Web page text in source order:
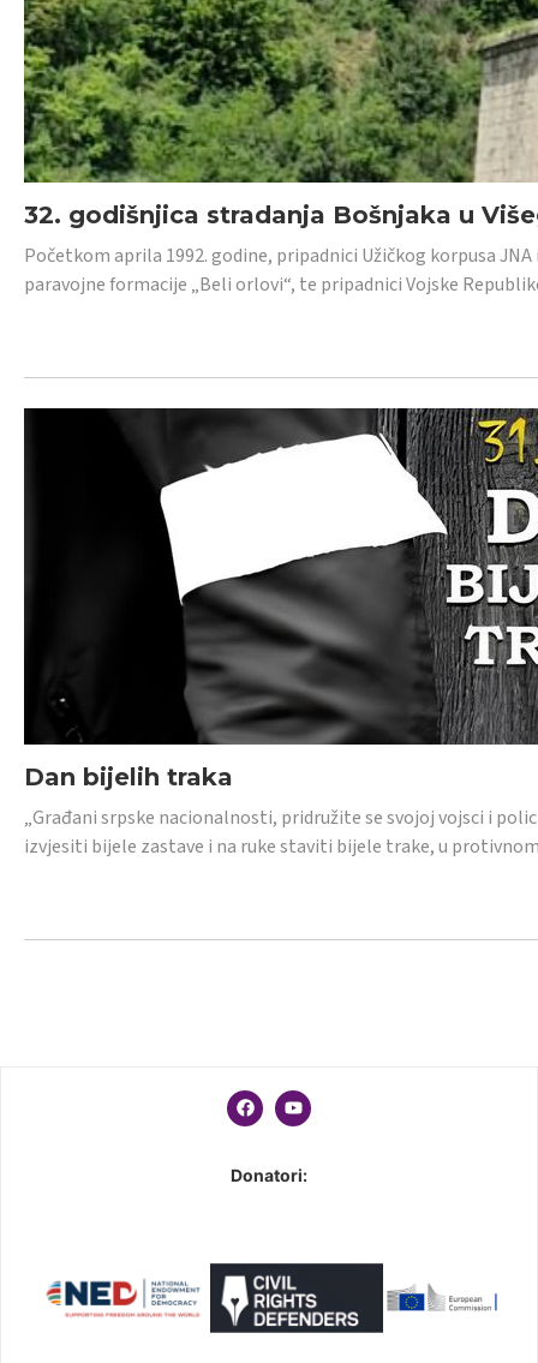
32. godišnjica stradanja Bošnjaka u
Početkom aprila 1992. godine, pripadnici Užičkog korpusa
paravojne formacije „Beli orlovi“, te pripadnici Vojske
Dan bijelih traka
„Građani srpske nacionalnosti, pridružite se svojoj vojsci i
izvjesiti bijele zastave i na ruke staviti bijele trake, u
Donatori: